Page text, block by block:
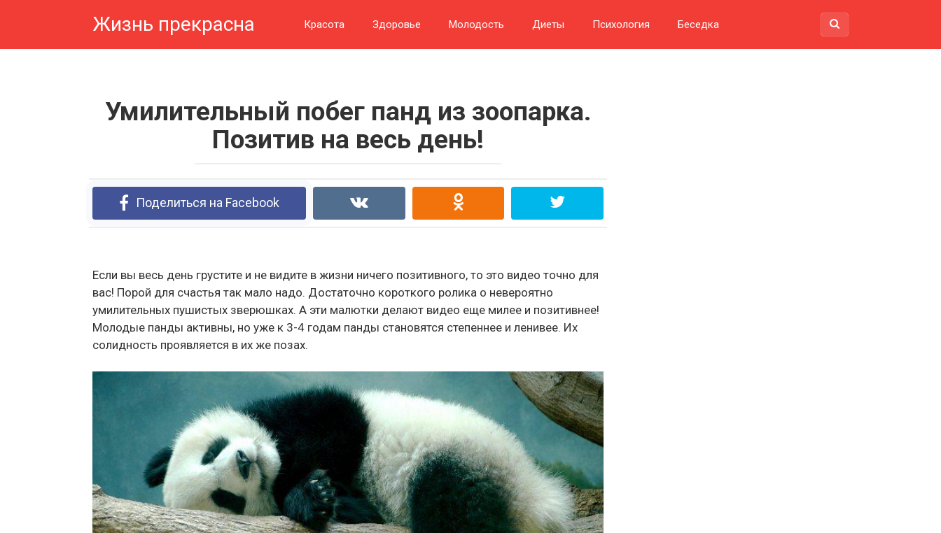
Жизнь прекрасна Красота Здоровье Молодость Диеты Психология Беседка
Умилительный побег панд из зоопарка.
Позитив на весь день!
Поделиться на Facebook
Если вы весь день грустите и не видите в жизни ничего позитивного, то это видео точно для
вас! Порой для счастья так мало надо. Достаточно короткого ролика о невероятно
умилительных пушистых зверюшках. А эти малютки делают видео еще милее и позитивнее!
Молодые панды активны, но уже к 3-4 годам панды становятся степеннее и ленивее. Их
солидность проявляется в их же позах.